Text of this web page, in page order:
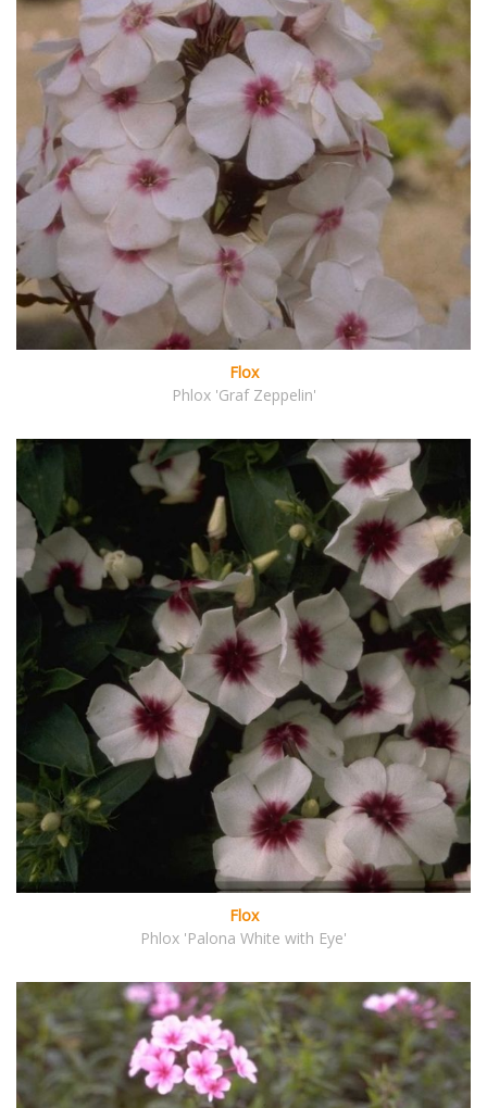
Flox
Phlox 'Graf Zeppelin'
Flox
Phlox 'Palona White with Eye'